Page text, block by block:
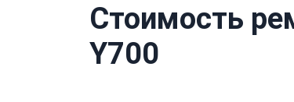
Стоимость
Y700